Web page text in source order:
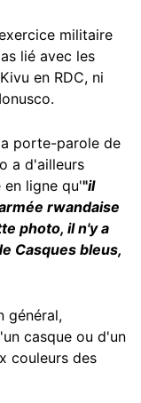
militaire
lié avec les
en RDC, ni
porte-parole de
a d'ailleurs
ligne qu'"il
rwandaise
photo, il n'y a
Casques bleus,
général,
casque ou d'un
couleurs des